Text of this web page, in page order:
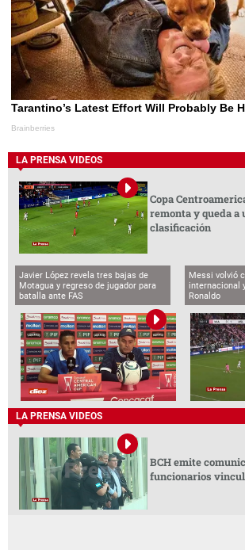
LA PRENSA VIDEOS
Copa
remonta y queda a
clasificación
Javier López revela tres bajas de
Motagua y regreso de jugador para
batalla ante FAS
Messi volvió
internacional
Ronaldo
LA PRENSA VIDEOS
BCH emite
funcionarios